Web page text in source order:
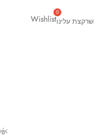
קצת עלינוWishlist